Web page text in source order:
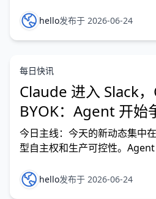
可观察的 Agent 应用”。 如果
Boot 3.x + Spring AI 1.x
hello发布于 2026-06-24
每日快讯
Claude 进入 Slack
BYOK：Agent 开始
成本控制
今日主线：今天的新动态集中
型自主权和生产可控性。
关、部署平台、工作流回滚和
点 Anthropic 推出 Claude Tag
hello发布于 2026-06-24